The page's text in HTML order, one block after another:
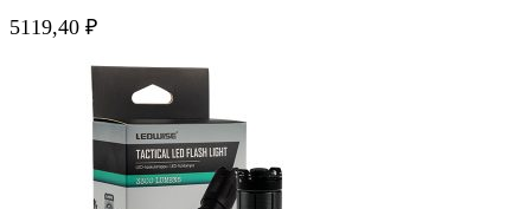
5119,40 ₽